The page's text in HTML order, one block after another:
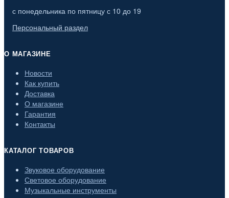
с понедельника по пятницу с 10 до 19
Персональный раздел
О МАГАЗИНЕ
Новости
Как купить
Доставка
О магазине
Гарантия
Контакты
КАТАЛОГ ТОВАРОВ
Звуковое оборудование
Световое оборудование
Музыкальные инструменты